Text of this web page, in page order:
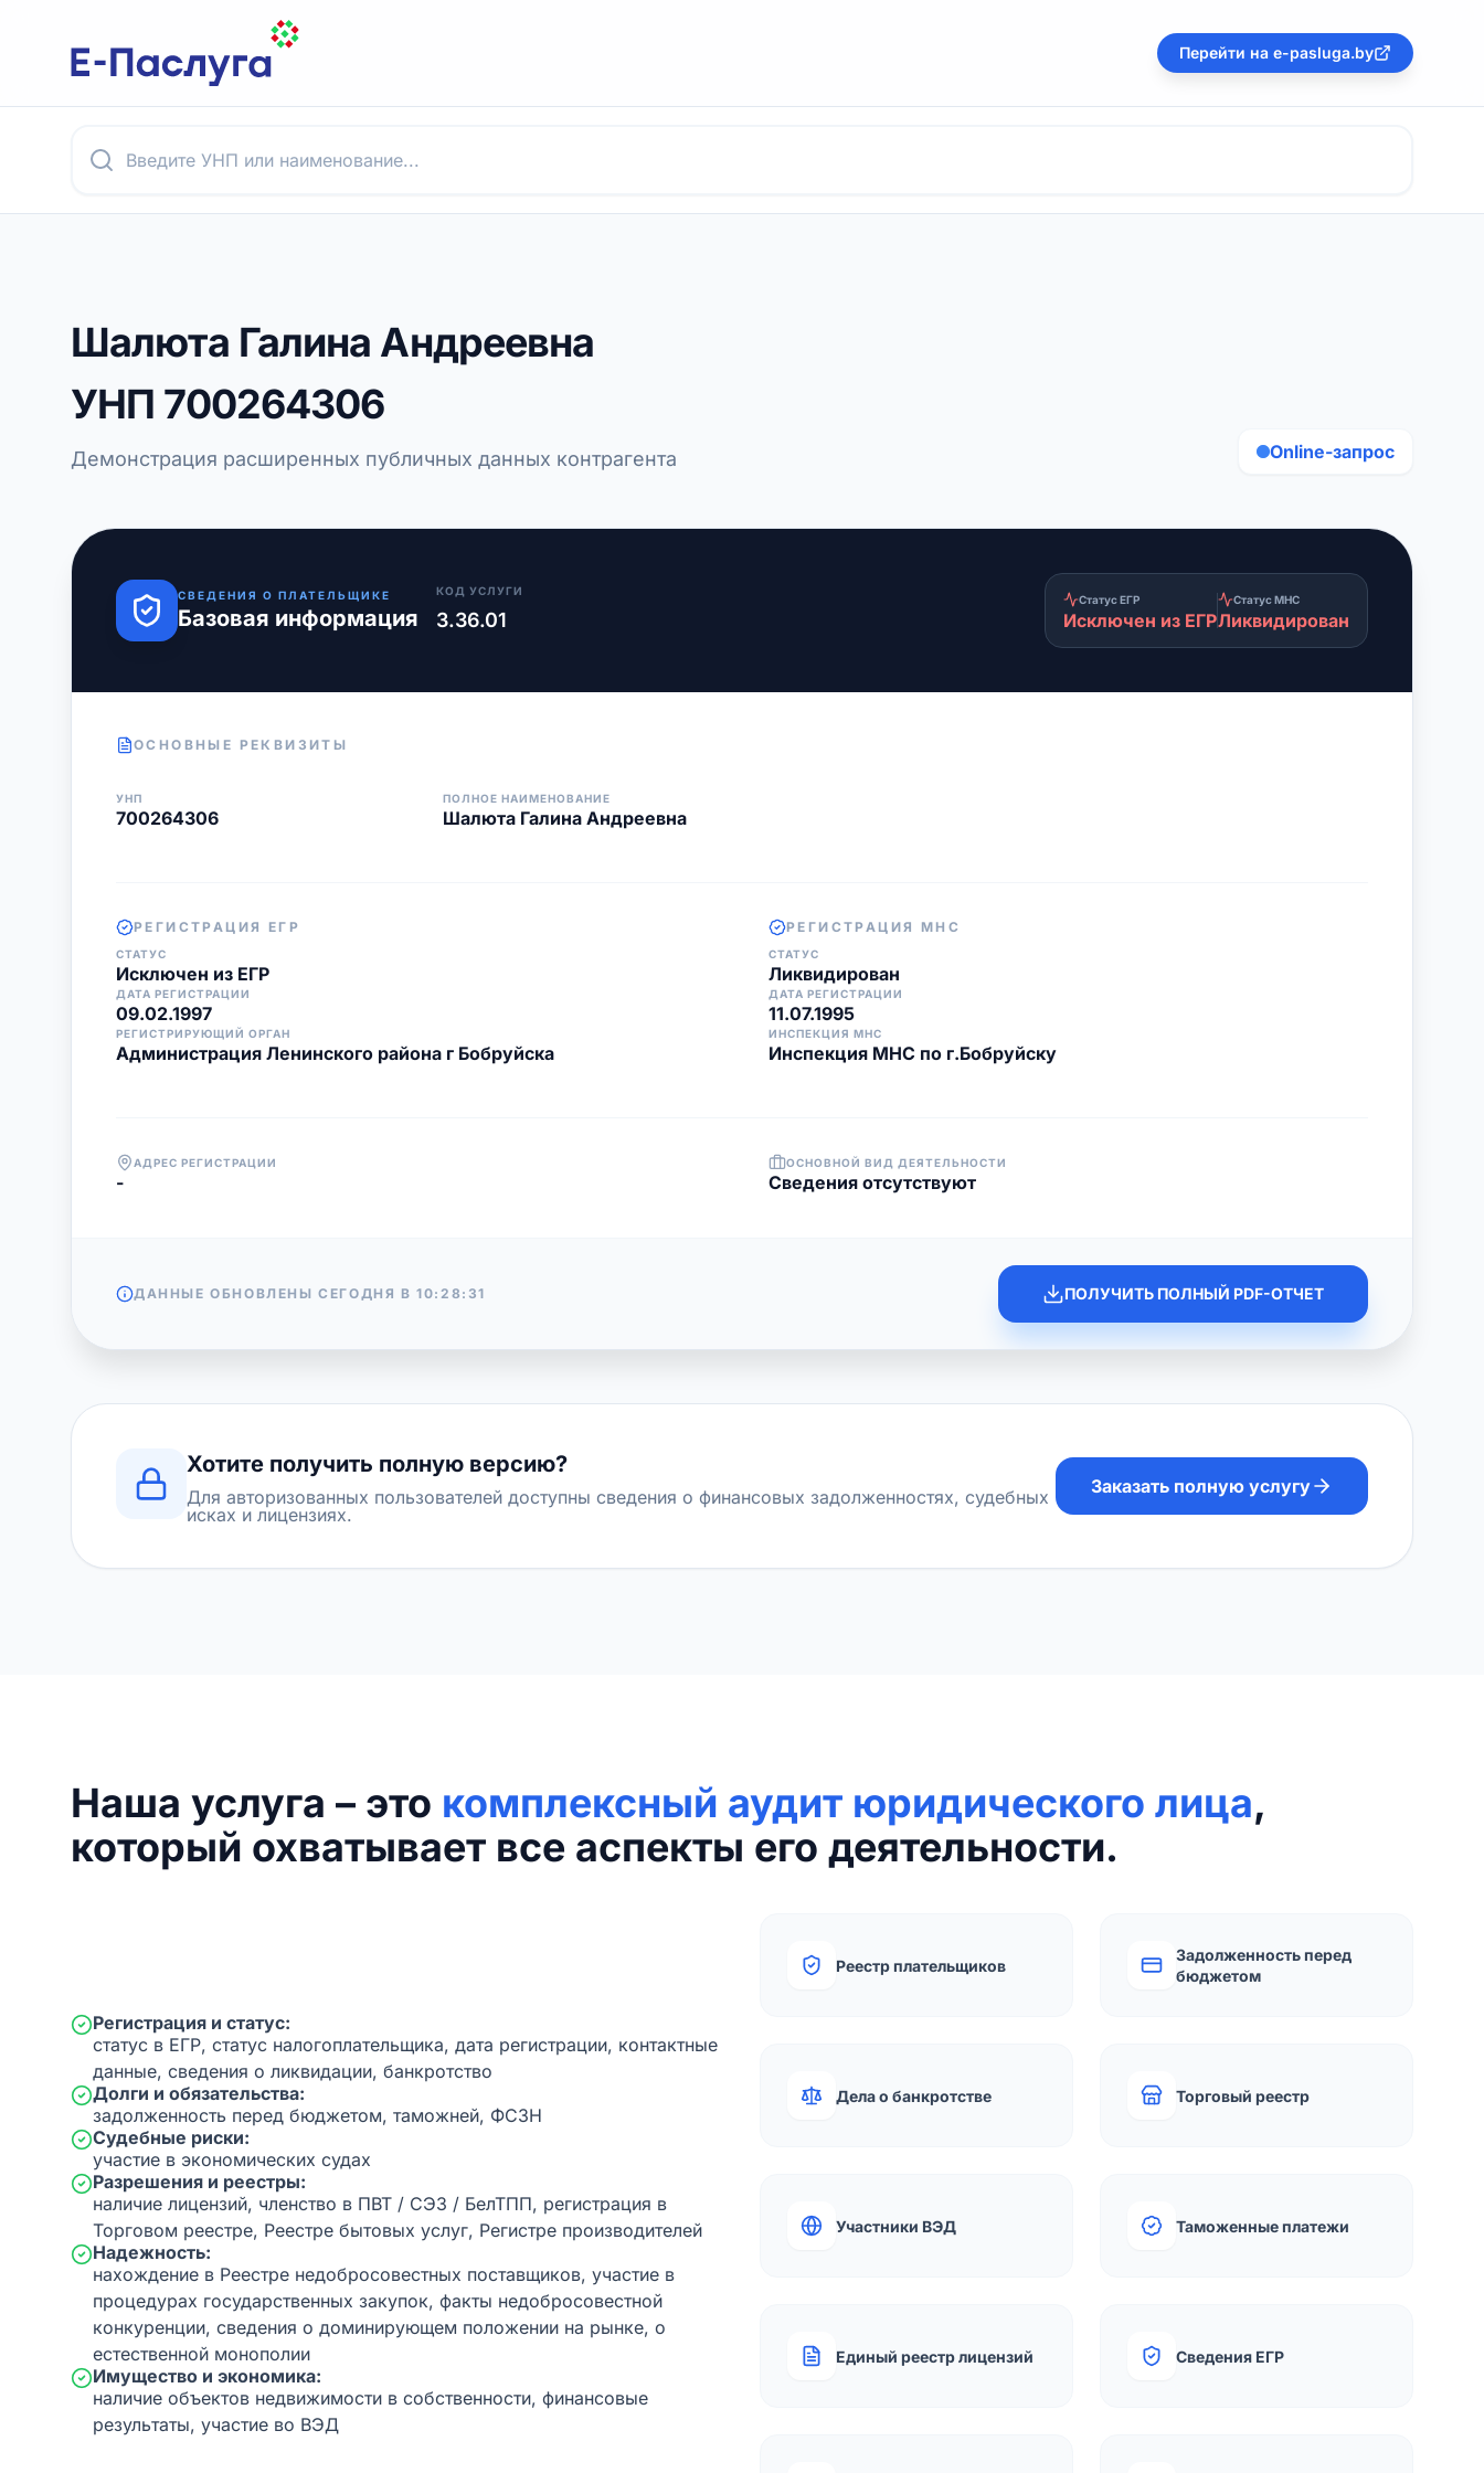
Перейти на e-pasluga.by
Шалюта Галина Андреевна
УНП 700264306
Демонстрация расширенных публичных данных контрагента Online-запрос
СВЕДЕНИЯ О ПЛАТЕЛЬЩИКЕ
Базовая информация
КОД УСЛУГИ
3.36.01
Статус ЕГР
Исключен из ЕГР
Статус МНС
Ликвидирован
ОСНОВНЫЕ РЕКВИЗИТЫ
УНП
700264306
ПОЛНОЕ НАИМЕНОВАНИЕ
Шалюта Галина Андреевна
РЕГИСТРАЦИЯ ЕГР
СТАТУС
Исключен из ЕГР
ДАТА РЕГИСТРАЦИИ
09.02.1997
РЕГИСТРИРУЮЩИЙ ОРГАН
Администрация Ленинского района г Бобруйска
РЕГИСТРАЦИЯ МНС
СТАТУС
Ликвидирован
ДАТА РЕГИСТРАЦИИ
11.07.1995
ИНСПЕКЦИЯ МНС
Инспекция МНС по г.Бобруйску
АДРЕС РЕГИСТРАЦИИ
-
ОСНОВНОЙ ВИД ДЕЯТЕЛЬНОСТИ
Cведения отсутствуют
ДАННЫЕ ОБНОВЛЕНЫ СЕГОДНЯ В10:28:31 ПОЛУЧИТЬ ПОЛНЫЙ PDF-ОТЧЕТ
Хотите получить полную версию?
Для авторизованных пользователей доступны сведения о финансовых задолженностях, судебных
исках и лицензиях.
Заказать полную услугу
Наша услуга – это комплексный аудит юридического лица,
который охватывает все аспекты его деятельности.
Регистрация и статус:
статус в ЕГР, статус налогоплательщика, дата регистрации, контактные
данные, сведения о ликвидации, банкротство
Долги и обязательства:
задолженность перед бюджетом, таможней, ФСЗН
Судебные риски:
участие в экономических судах
Разрешения и реестры:
наличие лицензий, членство в ПВТ / СЭЗ / БелТПП, регистрация в
Торговом реестре, Реестре бытовых услуг, Регистре производителей
Надежность:
нахождение в Реестре недобросовестных поставщиков, участие в
процедурах государственных закупок, факты недобросовестной
конкуренции, сведения о доминирующем положении на рынке, о
естественной монополии
Имущество и экономика:
наличие объектов недвижимости в собственности, финансовые
результаты, участие во ВЭД
Реестр плательщиков
Задолженность перед
бюджетом
Дела о банкротстве Торговый реестр
Участники ВЭД Таможенные платежи
Единый реестр лицензий Сведения ЕГР